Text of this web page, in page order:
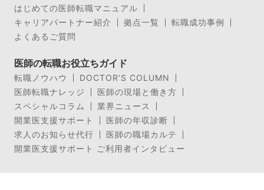
はじめての医師転職マニュアル
キャリアパートナー紹介
拠点一覧
転職成功事例
よくあるご質問
医師の転職お役立ちガイド
転職ノウハウ
DOCTOR’S COLUMN
医師転職ナレッジ
医師の現場と働き方
スペシャルコラム
業界ニュース
開業医支援サポート
医師の年収診断
求人のお知らせ代行
医師の職場カルテ
開業医支援サポート ご利用者インタビュー